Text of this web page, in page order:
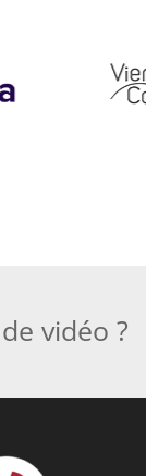
vidéo ?